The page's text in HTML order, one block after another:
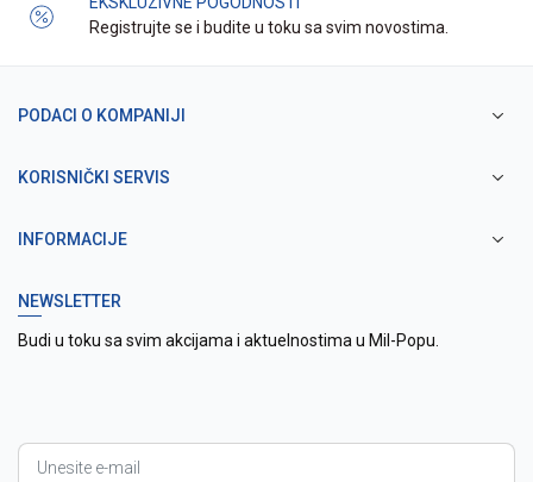
Registrujte se i budite u toku sa svim novostima.
PODACI O KOMPANIJI
KORISNIČKI SERVIS
INFORMACIJE
NEWSLETTER
Budi u toku sa svim akcijama i aktuelnostima u Mil-Popu.